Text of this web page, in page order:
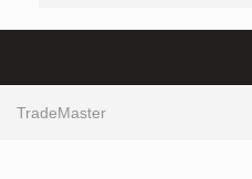
TradeMaster